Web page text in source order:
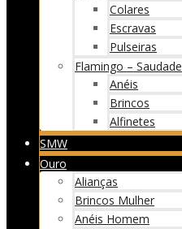
Colares
Escravas
Pulseiras
Flamingo – Saudade
Anéis
Brincos
Alfinetes
SMW
Ouro
Alianças
Brincos Mulher
Anéis Homem